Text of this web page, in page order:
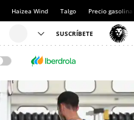
Haizea Wind Talgo Precio gasolina